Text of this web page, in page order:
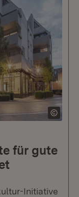
für gute
Initiative